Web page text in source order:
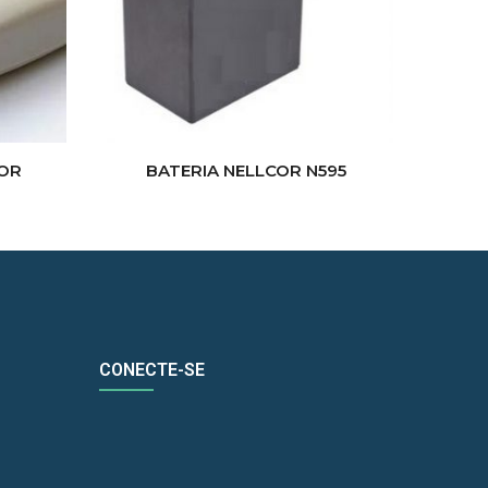
BATERIA NELLCOR N595
CONECTE-SE